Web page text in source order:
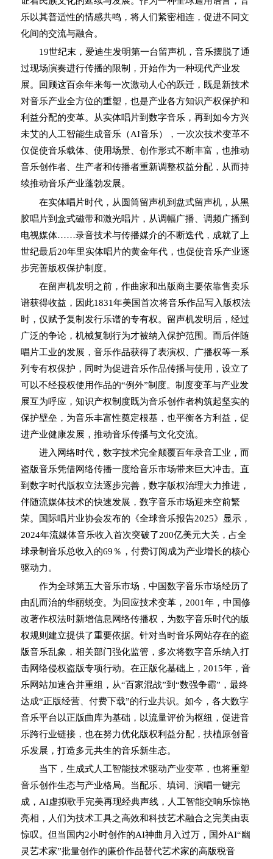
乐以其普适性的情感共鸣，将人们紧密相连，促进不同文
化间的交流与融合。
19世纪末，爱迪生发明第一台留声机，音乐摆脱了通
过现场演奏进行传播的限制，开始作为一种现代产业发
展。回顾这百余年来每一次激动人心的跃迁，既是新技术
对音乐产业全方位的重塑，也是产业各方知识产权保护和
利益分配的变革。从实体唱片到数字音乐，再到如今方兴
未艾的人工智能生成音乐（AI音乐），一次次技术变革不
仅促使音乐载体、使用场景、创作形式不断丰富，也推动
音乐创作者、生产者和传播者重新调整权益分配，从而持
续推动音乐产业蓬勃发展。
在实体唱片时代，从圆筒留声机到盘式留声机，从黑
胶唱片到盒式磁带和激光唱片，从调幅广播、调频广播到
电视媒体……录音技术与传播媒介的不断迭代，成就了上
世纪最后20年里实体唱片的黄金年代，也促使音乐产业逐
步完善版权保护制度。
在留声机发明之前，作曲家和出版商主要依靠售卖乐
谱获得收益，因此1831年美国首次将音乐作品写入版权法
时，仅赋予复制发行乐谱的专有权。留声机发明后，经过
广泛的争论，机械复制行为才被纳入保护范围。而后伴随
唱片工业的发展，音乐作品获得了表演权、广播权等一系
列专有权保护，同时为促进音乐作品传播与使用，设立了
可以不经授权使用作品的“例外”制度。制度变革与产业发
展互为呼应，知识产权制度既为音乐创作者构筑起坚实的
保护壁垒，为音乐丰富性奠定根基，也平衡各方利益，促
进产业健康发展，推动音乐传播与文化交流。
进入网络时代，数字技术完全颠覆百年录音工业，而
盗版音乐凭借网络传播一度给音乐市场带来巨大冲击。直
到数字时代版权立法逐步完善，数字版权治理大力推进，
伴随流媒体技术的快速发展，数字音乐市场迎来空前繁
荣。国际唱片业协会发布的《全球音乐报告2025》显示，
2024年流媒体音乐收入首次突破了200亿美元大关，占全
球录制音乐总收入的69％，付费订阅成为产业增长的核心
驱动力。
作为全球第五大音乐市场，中国数字音乐市场经历了
由乱而治的华丽蜕变。为回应技术变革，2001年，中国修
改著作权法时新增信息网络传播权，为数字音乐时代的版
权规则建立提供了重要依据。针对当时音乐网站存在的盗
版音乐乱象，相关部门强化监管，多次将数字音乐纳入打
击网络侵权盗版专项行动。在正版化基础上，2015年，音
乐网站加速合并重组，从“百家混战”到“数强争霸”，最终
达成“正版经营、付费下载”的行业共识。如今，各大数字
音乐平台以正版曲库为基础，以流量评价为枢纽，促进音
乐跨行业链接，也在努力优化版权利益分配，扶植原创音
乐发展，打造多元共生的音乐新生态。
当下，生成式人工智能技术驱动产业变革，也将重塑
音乐创作生态与产业格局。当配乐、填词、演唱一键完
成，AI虚拟歌手完美再现经典声线，人工智能交响乐惊艳
亮相，人们为技术工具之高效和科技艺术融合之完美由衷
惊叹。但当国内2小时创作的AI神曲月入过万，国外AI“幽
灵艺术家”批量创作的廉价作品替代艺术家的高版税音